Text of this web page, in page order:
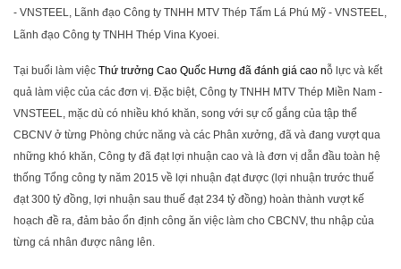
- VNSTEEL, Lãnh đạo Công ty TNHH MTV Thép Tấm Lá Phú Mỹ - VNSTEEL,
Lãnh đạo Công ty TNHH Thép Vina Kyoei.
Tại buổi làm việc Thứ trưởng Cao Quốc Hưng đã đánh giá cao nỗ lực và kết
quả làm việc của các đơn vị. Đặc biệt, Công ty TNHH MTV Thép Miền Nam -
VNSTEEL, mặc dù có nhiều khó khăn, song với sự cố gắng của tập thể
CBCNV ở từng Phòng chức năng và các Phân xưởng, đã và đang vượt qua
những khó khăn, Công ty đã đạt lợi nhuận cao và là đơn vị dẫn đầu toàn hệ
thống Tổng công ty năm 2015 về lợi nhuận đạt được (lợi nhuận trước thuế
đạt 300 tỷ đồng, lợi nhuận sau thuế đạt 234 tỷ đồng) hoàn thành vượt kế
hoạch đề ra, đảm bảo ổn định công ăn việc làm cho CBCNV, thu nhập của
từng cá nhân được nâng lên.